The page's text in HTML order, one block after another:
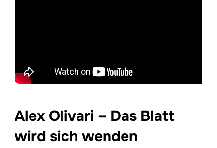
Alex Olivari – Das Blatt
wird sich wenden